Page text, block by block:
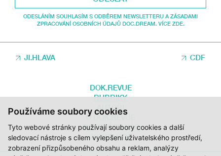
Používáme soubory cookies
Tyto webové stránky používají soubory cookies a další
sledovací nástroje s cílem vylepšení uživatelského prostředí,
zobrazení přizpůsobeného obsahu a reklam, analýzy
ODESLÁNÍM SOUHLASÍM S ODBĚREM NEWSLETTERU A ZÁSADAMI
ZPRACOVÁNÍ OSOBNÍCH ÚDAJŮ DOC.DREAM. VÍCE ZDE.
JI.HLAVA CDF
DOK.REVUE
RUBRIKY
AUTOŘI
O DOK.REVUE
PODPOŘTE NÁS
KONTAKTY